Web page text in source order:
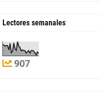
Lectores semanales
907